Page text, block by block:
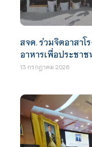
สจด. ร่วมจิตอาสาโ
อาหารเพื่อประชา
13 กรกฎาคม 2026